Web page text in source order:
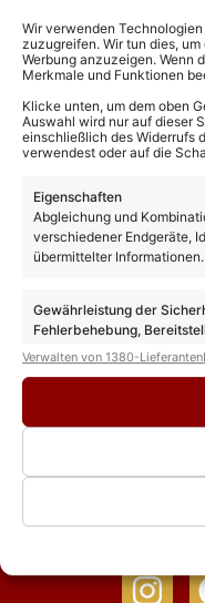
Wir verwenden
zuzugreifen. Wir tun dies,
Werbung anzuzeigen. Wenn
Merkmale und Funktionen
Klicke unten, um dem oben
Auswahl wird nur auf dieser
einschließlich des Widerrufs
verwendest oder auf die
Eigenschaften
Abgleichung und
verschiedener Endgeräte,
übermittelter Informationen.
Gewährleistung der
Fehlerbehebung,
Entscheidungen zum
Verwalten von 1380-Lieferanten
Das könnte